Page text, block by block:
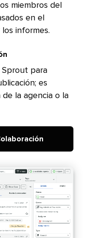
miembros del
en el
informes.​​
Sprout para
es
la agencia o la